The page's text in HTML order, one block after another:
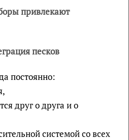
привлекают
песков
постоянно:
друг о друга и о
системой со всех